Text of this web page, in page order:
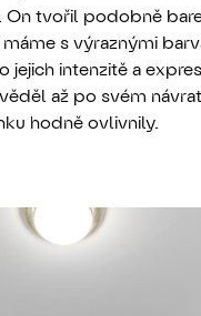
tvořil podobně
s výraznými
jejich intenzitě a
až po svém
hodně ovlivnily.